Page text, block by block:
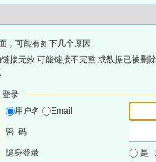
，可能有如下几个原因:
接无效,可能链接不完整,或数据已被删
登录
用户名
Email
密 码
隐身登录 是